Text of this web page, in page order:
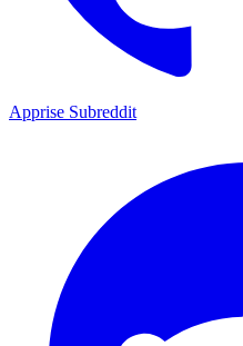
Apprise Subreddit